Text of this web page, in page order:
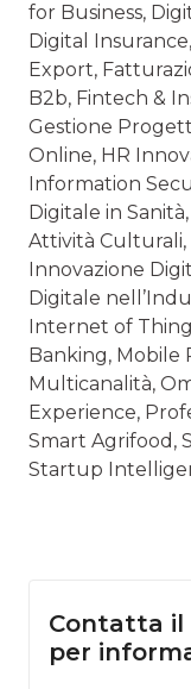
for Business,
Digital
Export,
B2b, Fintech &
Gestione
Online, HR
Information
Digitale in
Attività Culturali,
Innovazione
Digitale
Internet of
Banking, Mobile
Multicanalità,
Experience,
Smart Agrifood,
Startup
Contatta il
per